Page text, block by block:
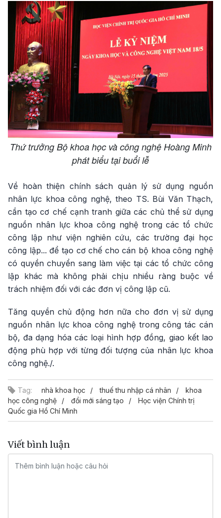
Thứ trưởng Bộ khoa học và công nghệ Hoàng Minh
phát biểu tại buổi lễ
Về hoàn thiện chính sách quản lý sử dụng nguồn
nhân lực khoa công nghệ, theo TS. Bùi Văn Thạch,
cần tạo cơ chế cạnh tranh giữa các chủ thể sử dụng
nguồn nhân lực khoa công nghệ trong các tổ chức
công lập như viện nghiên cứu, các trường đại học
công lập... để tạo cơ chế cho cán bộ khoa công nghệ
có quyền chuyển sang làm việc tại các tổ chức công
lập khác mà không phải chịu nhiều ràng buộc về
trách nhiệm đối với các đơn vị công lập cũ.
Tăng quyền chủ động hơn nữa cho đơn vị sử dụng
nguồn nhân lực khoa công nghệ trong công tác cán
bộ, đa dạng hóa các loại hình hợp đồng, giao kết lao
động phù hợp với từng đối tượng của nhân lực khoa
công nghệ./.
Tag: nhà khoa học thuế thu nhập cá nhân
khoa
học công nghệ
đổi mới sáng tạo
Học viện Chính trị
Quốc gia Hồ Chí Minh
Viết bình luận